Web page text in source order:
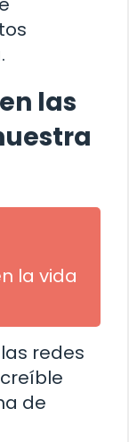
las
la vida
redes
de